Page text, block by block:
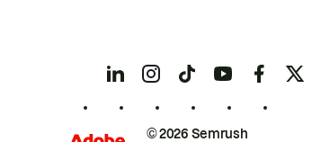
© 2026 Semrush